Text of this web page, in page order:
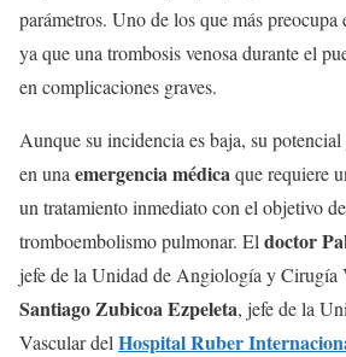
parámetros. Uno de los que más preocupa
ya que una trombosis venosa durante el
en complicaciones graves.
Aunque su incidencia es baja, su
en una emergencia médicaque requiere
un tratamiento inmediato con el objetivo
tromboembolismo pulmonar. El doctor
jefe de la Unidad de Angiología y Cirugía
Santiago Zubicoa Ezpeleta, jefe de la
Vascular del Hospital Ruber